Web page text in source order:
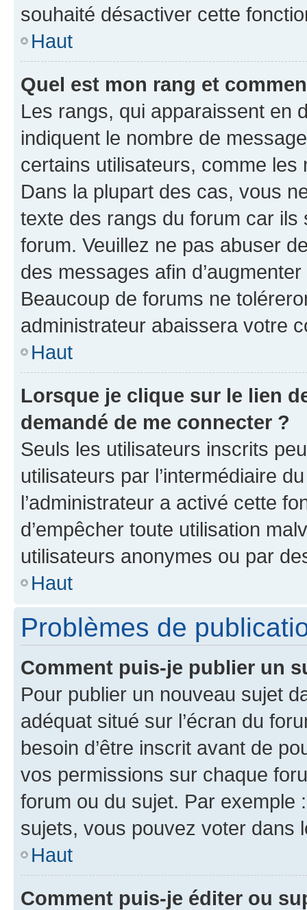
souhaité désactiver cette
Haut
Quel est mon rang et
Les rangs, qui apparaissent en
indiquent le nombre de
certains utilisateurs, comme
Dans la plupart des cas, vous
texte des rangs du forum car ils
forum. Veuillez ne pas abuser
des messages afin
Beaucoup de forums ne
administrateur abaissera votre
Haut
Lorsque je clique sur le lien
demandé de me connecter ?
Seuls les utilisateurs inscrits
utilisateurs par l’intermédiaire
l’administrateur a activé cette
d’empêcher toute utilisation
utilisateurs anonymes ou par
Haut
Problèmes de
Comment puis-je publier un
Pour publier un nouveau sujet
adéquat situé sur l’écran du
besoin d’être inscrit avant de
vos permissions sur chaque
forum ou du sujet. Par exemple
sujets, vous pouvez voter dans
Haut
Comment puis-je éditer ou